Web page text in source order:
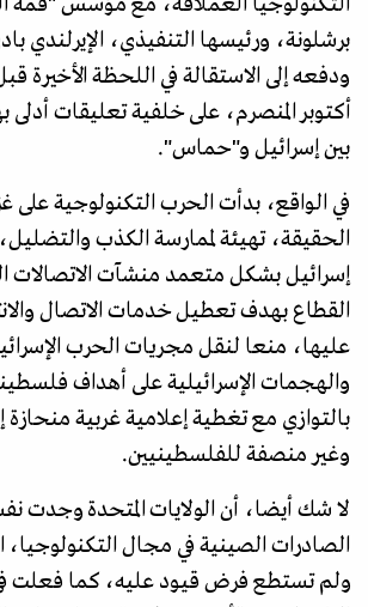
برشلونة، ورئيسها التنفيذي، الإيرلندي
ودفعه إلى الاستقالة في اللحظة الأخيرة
أكتوبر المنصرم، على خلفية تعليقات
بين إسرائيل و"حماس".
في الواقع، بدأت الحرب التكنولوجية
الحقيقة، تهيئة لممارسة الكذب
إسرائيل بشكل متعمد منشآت الاتصالات
القطاع بهدف تعطيل خدمات الاتصال
عليها، منعا لنقل مجريات الحرب
والهجمات الإسرائيلية على أهداف
بالتوازي مع تغطية إعلامية غربية منحازة
وغير منصفة للفلسطينيين.
لا شك أيضا، أن الولايات المتحدة وجدت
الصادرات الصينية في مجال التكنولوجيا،
ولم تستطع فرض قيود عليه، كما فعلت